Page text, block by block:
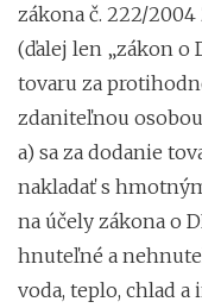
zákona č. 222/
(ďalej len „zákon o
tovaru za
zdaniteľnou
a) sa za dodanie
nakladať s
na účely zákona o
hnuteľné a
voda, teplo, chlad a